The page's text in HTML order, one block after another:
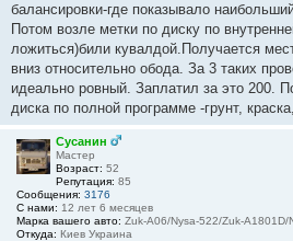
б
щ
н
и
#
3
балансировки-где показывало
Потом возле метки по диску по
ложиться)били кувалдой.Получается
вниз относительно обода. За 3 таких
идеально ровный. Заплатил за это 200.
диска по полной программе -грунт,
Сусанин
Мастер
Возраст: 52
Репутация: 85
Сообщения: 3176
С нами: 12 лет 6 месяцев
Марка вашего авто: Zuk-A06/Nysa-522/Zuk-A1801D/
Откуда: Киев Украина